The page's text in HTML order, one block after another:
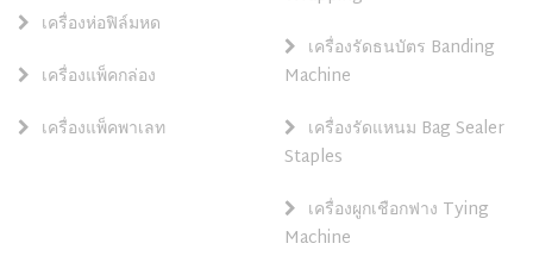
เครื่องห่อฟิล์มหด
เครื่องแพ็คกล่อง
เครื่องแพ็คพาเลท
เครื่องรัดธนบัตร Banding
Machine
เครื่องรัดแหนม Bag Sealer
Staples
เครื่องผูกเชือกฟาง Tying
Machine